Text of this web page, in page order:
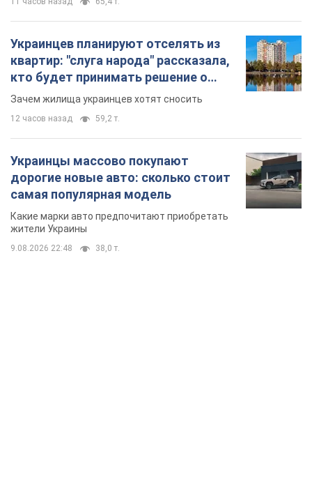
Украинцев планируют отселять из
квартир: "слуга народа" рассказала,
кто будет принимать решение о
сносе домов
Зачем жилища украинцев хотят сносить
12 часов назад 59,2 т.
Украинцы массово покупают
дорогие новые авто: сколько стоит
самая популярная модель
Какие марки авто предпочитают приобретать
жители Украины
9.08.2026 22:48 38,0 т.